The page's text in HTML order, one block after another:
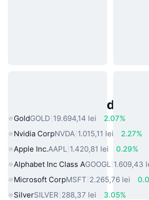
Active Populare din
GoldGOLD 19.694,14 lei
2.07%
Nvidia CorpNVDA 1.015,11 lei
2.27%
Apple Inc.AAPL 1.420,81 lei
0.29%
Alphabet Inc Class AGOOGL 1.609,43
Microsoft CorpMSFT 2.265,76 lei
SilverSILVER 288,37 lei
3.05%